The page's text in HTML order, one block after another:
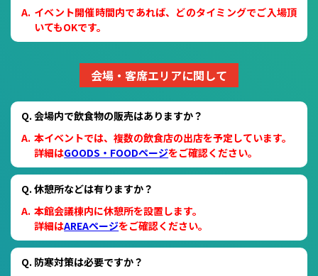
イベント開催時間内であれば、どのタイミングでご入場頂
いてもOKです。
会場・客席エリアに関して
会場内で飲食物の販売はありますか？
本イベントでは、複数の飲食店の出店を予定しています。
詳細はGOODS・FOODページをご確認ください。
休憩所などは有りますか？
本館会議棟内に休憩所を設置します。
詳細はAREAページをご確認ください。
防寒対策は必要ですか？